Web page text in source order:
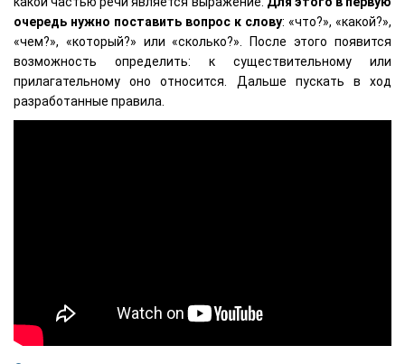
очередь нужно поставить вопрос к слову: «что?», «какой?»,
«чем?», «который?» или «сколько?». После этого появится
возможность определить: к существительному или
прилагательному оно относится. Дальше пускать в ход
разработанные правила.